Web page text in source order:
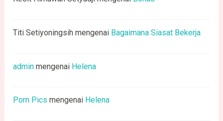
Titi Setiyoningsih mengenai Bagaimana Siasat Bekerja
admin mengenai Helena
Porn Pics mengenai Helena